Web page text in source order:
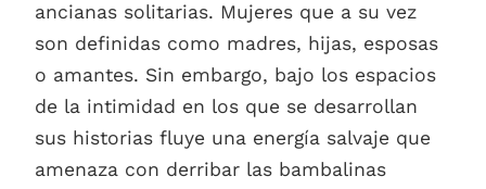
ancianas solitarias. Mujeres que a su vez
son definidas como madres, hijas, esposas
o amantes. Sin embargo, bajo los espacios
de la intimidad en los que se desarrollan
sus historias fluye una energía salvaje que
amenaza con derribar las bambalinas